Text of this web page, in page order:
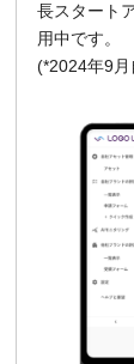
長スタート
用中です。
(*2024年9